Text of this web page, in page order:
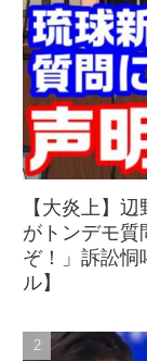
【大炎上】
がトンデモ
ぞ！」訴訟恫
ル】